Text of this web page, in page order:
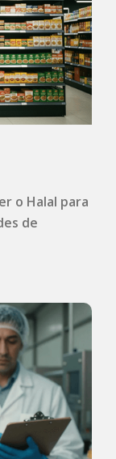
o Halal para
de